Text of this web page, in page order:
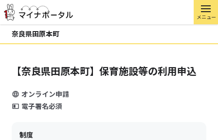
メニュー
奈良県田原本町
【奈良県田原本町】保育施設等の利用申込
オンライン申請
電子署名必須
制度